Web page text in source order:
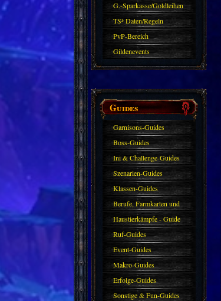
G.-Sparkasse/Goldleihen
TS³ Daten/Regeln
PvP-Bereich
Gildenevents
Guides
Garnisons-Guides
Boss-Guides
Ini & Challenge-Guides
Szenarien-Guides
Klassen-Guides
Berufe, Farmkarten und
Haustiere
Haustierkämpfe - Guide
Ruf-Guides
Event-Guides
Makro-Guides
Erfolge-Guides
Sonstige & Fun-Guides